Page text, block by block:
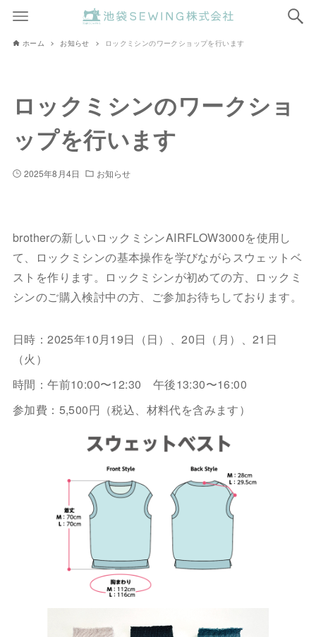
ホーム お知らせ ロックミシンのワークショップを行います
ロックミシンのワークショ
ップを行います
2025年8月4日 お知らせ
brotherの新しいロックミシンAIRFLOW3000を使用し
て、ロックミシンの基本操作を学びながらスウェットベ
ストを作ります。ロックミシンが初めての方、ロックミ
シンのご購入検討中の方、ご参加お待ちしております。
日時：2025年10月19日（日）、20日（月）、21日
（火）
時間：午前10:00〜12:30 午後13:30〜16:00
参加費：5,500円（税込、材料代を含みます）